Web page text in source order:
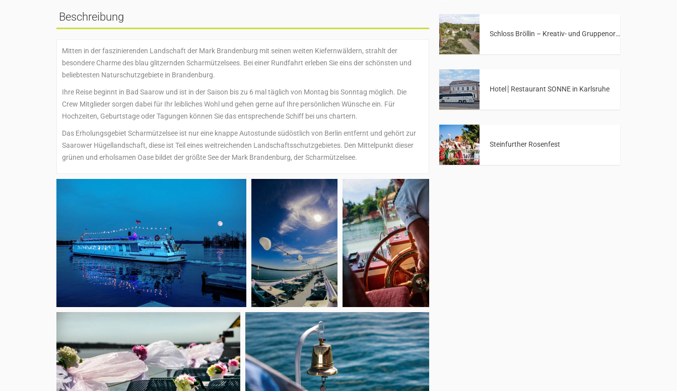
Beschreibung
Mitten in der faszinierenden Landschaft der Mark Brandenburg mit seinen weiten Kiefernwäldern, strahlt der
besondere Charme des blau glitzernden Scharmützelsees. Bei einer Rundfahrt erleben Sie eins der schönsten und
beliebtesten Naturschutzgebiete in Brandenburg.
Ihre Reise beginnt in Bad Saarow und ist in der Saison bis zu 6 mal täglich von Montag bis Sonntag möglich. Die
Crew Mitglieder sorgen dabei für Ihr leibliches Wohl und gehen gerne auf Ihre persönlichen Wünsche ein. Für
Hochzeiten, Geburtstage oder Tagungen können Sie das entsprechende Schiff bei uns chartern.
Das Erholungsgebiet Scharmützelsee ist nur eine knappe Autostunde südöstlich von Berlin entfernt und gehört zur
Saarower Hügellandschaft, diese ist Teil eines weitreichenden Landschaftsschutzgebietes. Den Mittelpunkt dieser
grünen und erholsamen Oase bildet der größte See der Mark Brandenburg, der Scharmützelsee.
Schloss Bröllin – Kreativ- und Gruppenort in Mecklenburg-Vorpommern
Hotel│Restaurant SONNE in Karlsruhe
Steinfurther Rosenfest